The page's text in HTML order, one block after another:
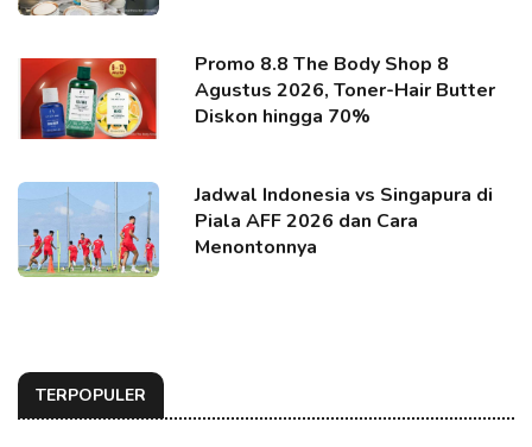
Promo 8.8 The Body Shop 8
Agustus 2026, Toner-Hair Butter
Diskon hingga 70%
Jadwal Indonesia vs Singapura di
Piala AFF 2026 dan Cara
Menontonnya
TERPOPULER